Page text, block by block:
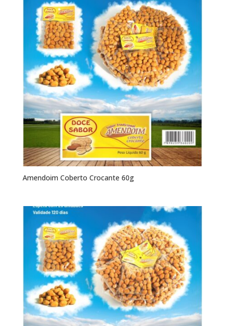
Amendoim Coberto Crocante 60g